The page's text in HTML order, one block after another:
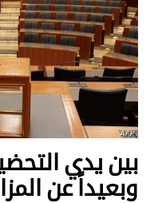
بين يدي
وبعيداً عن